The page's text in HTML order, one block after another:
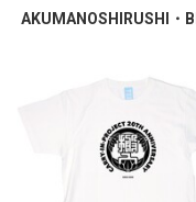
AKUMANOSHIRUSHI・